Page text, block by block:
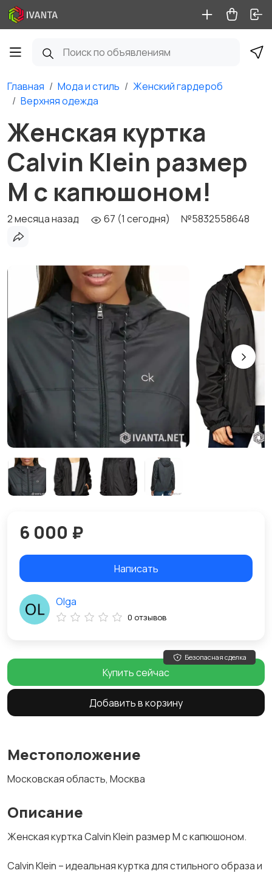
Главная Мода и стиль
Женский гардероб
Верхняя одежда
Женская куртка
Calvin Klein размер
М с капюшоном!
2 месяца назад 67 (1 сегодня) №5832558648
Местоположение
Московская область, Москва
Описание
Женская куртка Calvin Klein размер М с капюшоном.
Calvin Klein – идеальная куртка для стильного образа и
6 000 ₽
Написать
Olga
0 отзывов
Безопасная сделка
Купить сейчас
Добавить в корзину